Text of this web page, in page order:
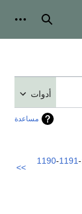
بحث
أدوات
مساعدة
1190-1191-
>>